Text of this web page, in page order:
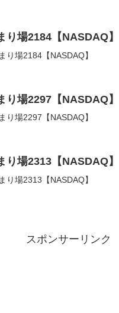
り場2184【NASDAQ】
り場2184【NASDAQ】
り場2297【NASDAQ】
り場2297【NASDAQ】
り場2313【NASDAQ】
り場2313【NASDAQ】
スポンサーリンク